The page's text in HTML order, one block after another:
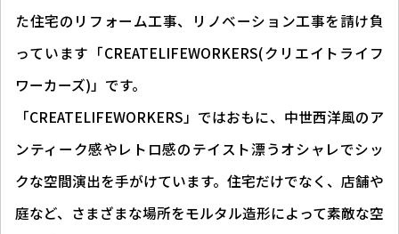
た住宅のリフォーム工事、リノベーション工事を請け負
っています「CREATELIFEWORKERS(クリエイトライフ
ワーカーズ)」です。
「CREATELIFEWORKERS」ではおもに、中世西洋風のア
ンティーク感やレトロ感のテイスト漂うオシャレでシッ
クな空間演出を手がけています。住宅だけでなく、店舗や
庭など、さまざまな場所をモルタル造形によって素敵な空